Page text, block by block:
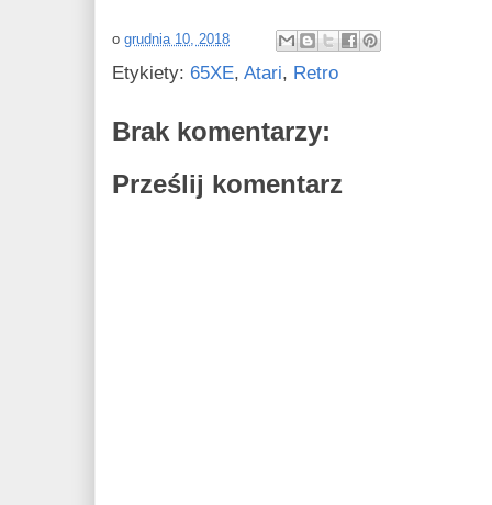
o grudnia 10, 2018
Etykiety: 65XE, Atari, Retro
Brak komentarzy:
Prześlij komentarz